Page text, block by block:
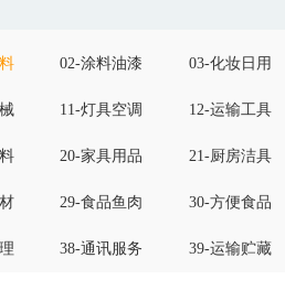
02-涂料油漆 03-化妆日用
11-灯具空调 12-运输工具
20-家具用品 21-厨房洁具
29-食品鱼肉 30-方便食品
38-通讯服务 39-运输贮藏